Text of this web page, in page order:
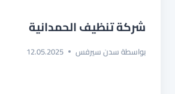
شركة تنظيف الحمدانية
بواسطةسدن سيرفس 12.05.2025